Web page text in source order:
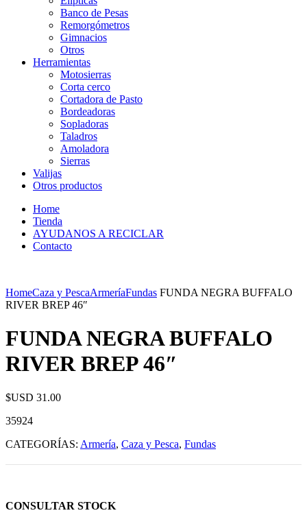
Banco de Pesas
Remorgómetros
Gimnacios
Otros
Herramientas
Motosierras
Corta cerco
Cortadora de Pasto
Bordeadoras
Sopladoras
Taladros
Amoladora
Sierras
Valijas
Otros productos
Home
Tienda
AYUDANOS A RECICLAR
Contacto
HomeCaza y PescaArmeríaFundas FUNDA NEGRA BUFFALO
RIVER BREP 46″
FUNDA NEGRA BUFFALO
RIVER BREP 46″
$USD 31.00
35924
CATEGORÍAS: Armería, Caza y Pesca, Fundas
CONSULTAR STOCK